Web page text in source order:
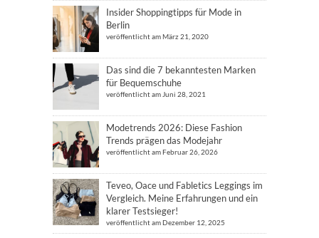
Insider Shoppingtipps für Mode in
Berlin
veröffentlicht am März 21, 2020
Das sind die 7 bekanntesten Marken
für Bequemschuhe
veröffentlicht am Juni 28, 2021
Modetrends 2026: Diese Fashion
Trends prägen das Modejahr
veröffentlicht am Februar 26, 2026
Teveo, Oace und Fabletics Leggings im
Vergleich. Meine Erfahrungen und ein
klarer Testsieger!
veröffentlicht am Dezember 12, 2025